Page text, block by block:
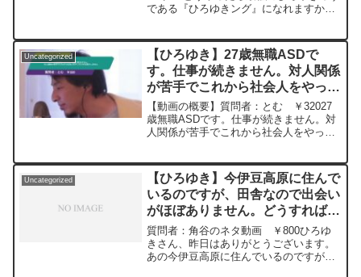
**************ひろゆきさんの動画で、寄せ
てみました。過去にこんな質問してるか
な？と気になったことがあれば、下記の
サイトから検索してみてください。
https://hiroyuki-ziten.com/できるだけ、
多くの質問を今後も編集し、アップロー
ドしていきますので、使いやすいと感じ
て頂けたら、いいね！やチャンネル登録
をよろしくお願いします。
である『ひろゆきング』になれますか？
いて、...
Uncategorized
【ひろゆき】27歳無職ASDで
す。仕事が続きません。対人関係
が苦手でこれから社会人をやって
いける気がしません。ー ひろゆ
き切り抜き 20240228
【動画の概要】質問者：とむ ￥32027
歳無職ASDです。仕事が続きません。対
人関係が苦手でこれから社会人をやって
を呑みながら 2024/02/28 W...
Uncategorized
【ひろゆき】今伊豆高原に住んで
いるのですが、田舎なので出会い
がほぼありません。どうすればい
いか知恵をください。ー ひろゆ
き切り抜き 20240111
質問者：角谷のネタ動画 ￥800ひろゆ
きさん、昨日はありがとうございます。
あの￼今伊豆高原に住んでいるのですが、